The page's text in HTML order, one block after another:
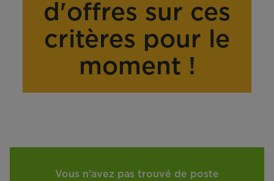
d'offres sur ces
critères pour le
moment !
Vous n'avez pas trouvé de poste